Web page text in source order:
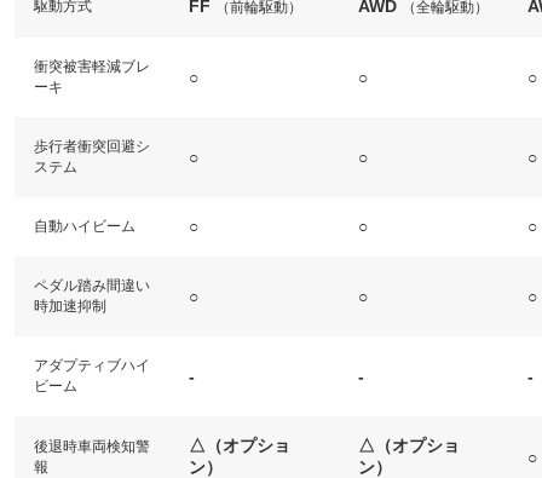
駆動方式 FF （前輪駆動） AWD （全輪駆動）
衝突被害軽減ブレ
ーキ
○ ○ ○
歩行者衝突回避シ
ステム
○ ○ ○
自動ハイビーム ○ ○ ○
ペダル踏み間違い
時加速抑制
○ ○ ○
アダプティブハイ
ビーム
- - -
後退時車両検知警
報
△（オプショ
ン）
△（オプショ
ン）
○